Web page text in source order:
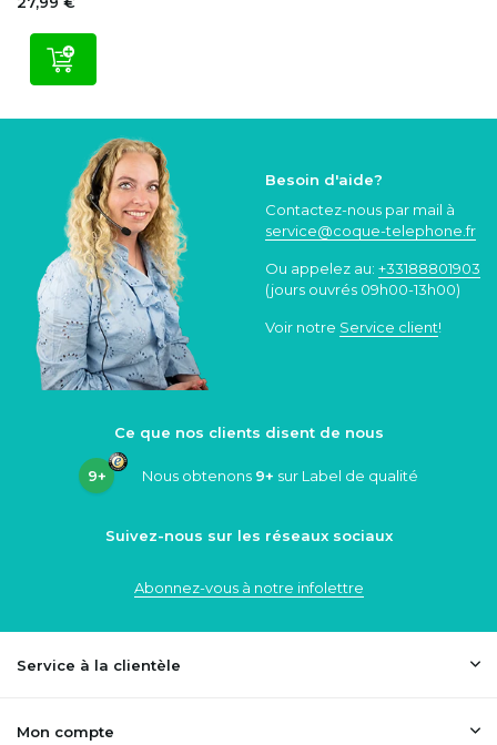
Besoin d'aide?
Contactez-nous par mail à
service@coque-telephone.fr
Ou appelez au: +33188801903
(jours ouvrés 09h00-13h00)
Voir notre Service client!
Ce que nos clients disent de nous
9+ Nous obtenons 9+ sur Label de qualité
Suivez-nous sur les réseaux sociaux
Abonnez-vous à notre infolettre
Service à la clientèle
Mon compte